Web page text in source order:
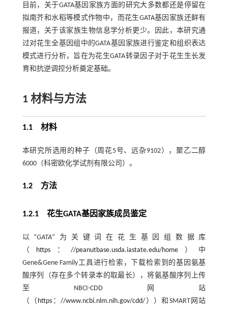
目前，关于GATA基因家族方面的研究大多数都还是停留在
拟南芥和水稻等模式作物中，而花生GATA基因家族还鲜有
报道，关于该家族生物信息学分析更少。因此，本研究通
过对花生全基因组中的GATA基因家族进行鉴定和组织表达
模式进行分析，旨在为花生GATA转录因子对于花生生长发
育和抗逆调控分析奠定基础。
1 材料与方法
1.1 材料
本研究所选用的种子（周花5号、远杂9102），聚乙二醇
6000（科密欧化学试剂有限公司）。
1.2 方法
1.2.1 花生GATA基因家族成员鉴定
以“GATA”为关键词在花生基因组数据库
（ https：//peanutbase.usda.iastate.edu/home ）中
Gene&Gene Family工具进行检索，下载检索到的基因氨基
酸序列（存在多个转录本的取最长），将氨基酸序列上传
至NBCI-CDD网站
（（ https：//www.ncbi.nlm.nih.gov/cdd/ ））和SMART网站